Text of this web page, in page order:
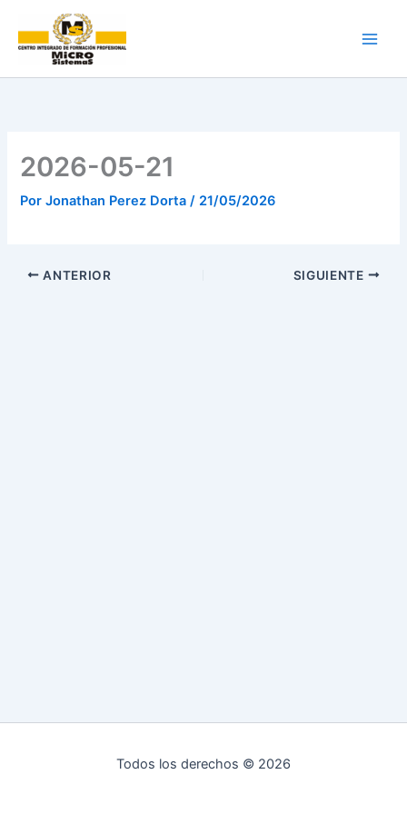
contenido
2026-05-21
PorJonathan Perez Dorta/ 21/05/2026
ANTERIOR SIGUIENTE
Todos los derechos © 2026